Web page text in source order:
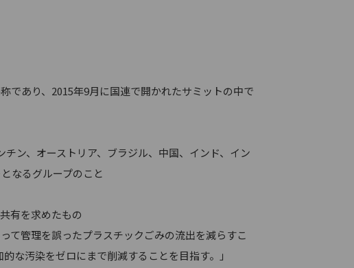
であり、2015年9月に国連で開かれたサミットの中で
ン、オーストリア、ブラジル、中国、インド、イン
なるグループのこと
有を求めたもの
て管理を誤ったプラスチックごみの流出を減らすこ
な汚染をゼロにまで削減することを目指す。」